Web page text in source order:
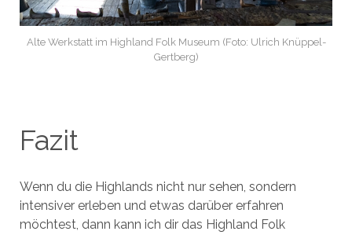
Alte Werkstatt im Highland Folk Museum (Foto: Ulrich Knüppel-
Gertberg)
Fazit
Wenn du die Highlands nicht nur sehen, sondern
intensiver erleben und etwas darüber erfahren
möchtest, dann kann ich dir das Highland Folk